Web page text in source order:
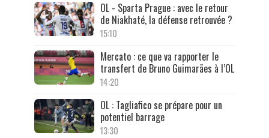
OL - Sparta Prague : avec le retour
de Niakhaté, la défense retrouvée ?
15:10
Mercato : ce que va rapporter le
transfert de Bruno Guimarães à l’OL
14:20
OL : Tagliafico se prépare pour un
potentiel barrage
13:30